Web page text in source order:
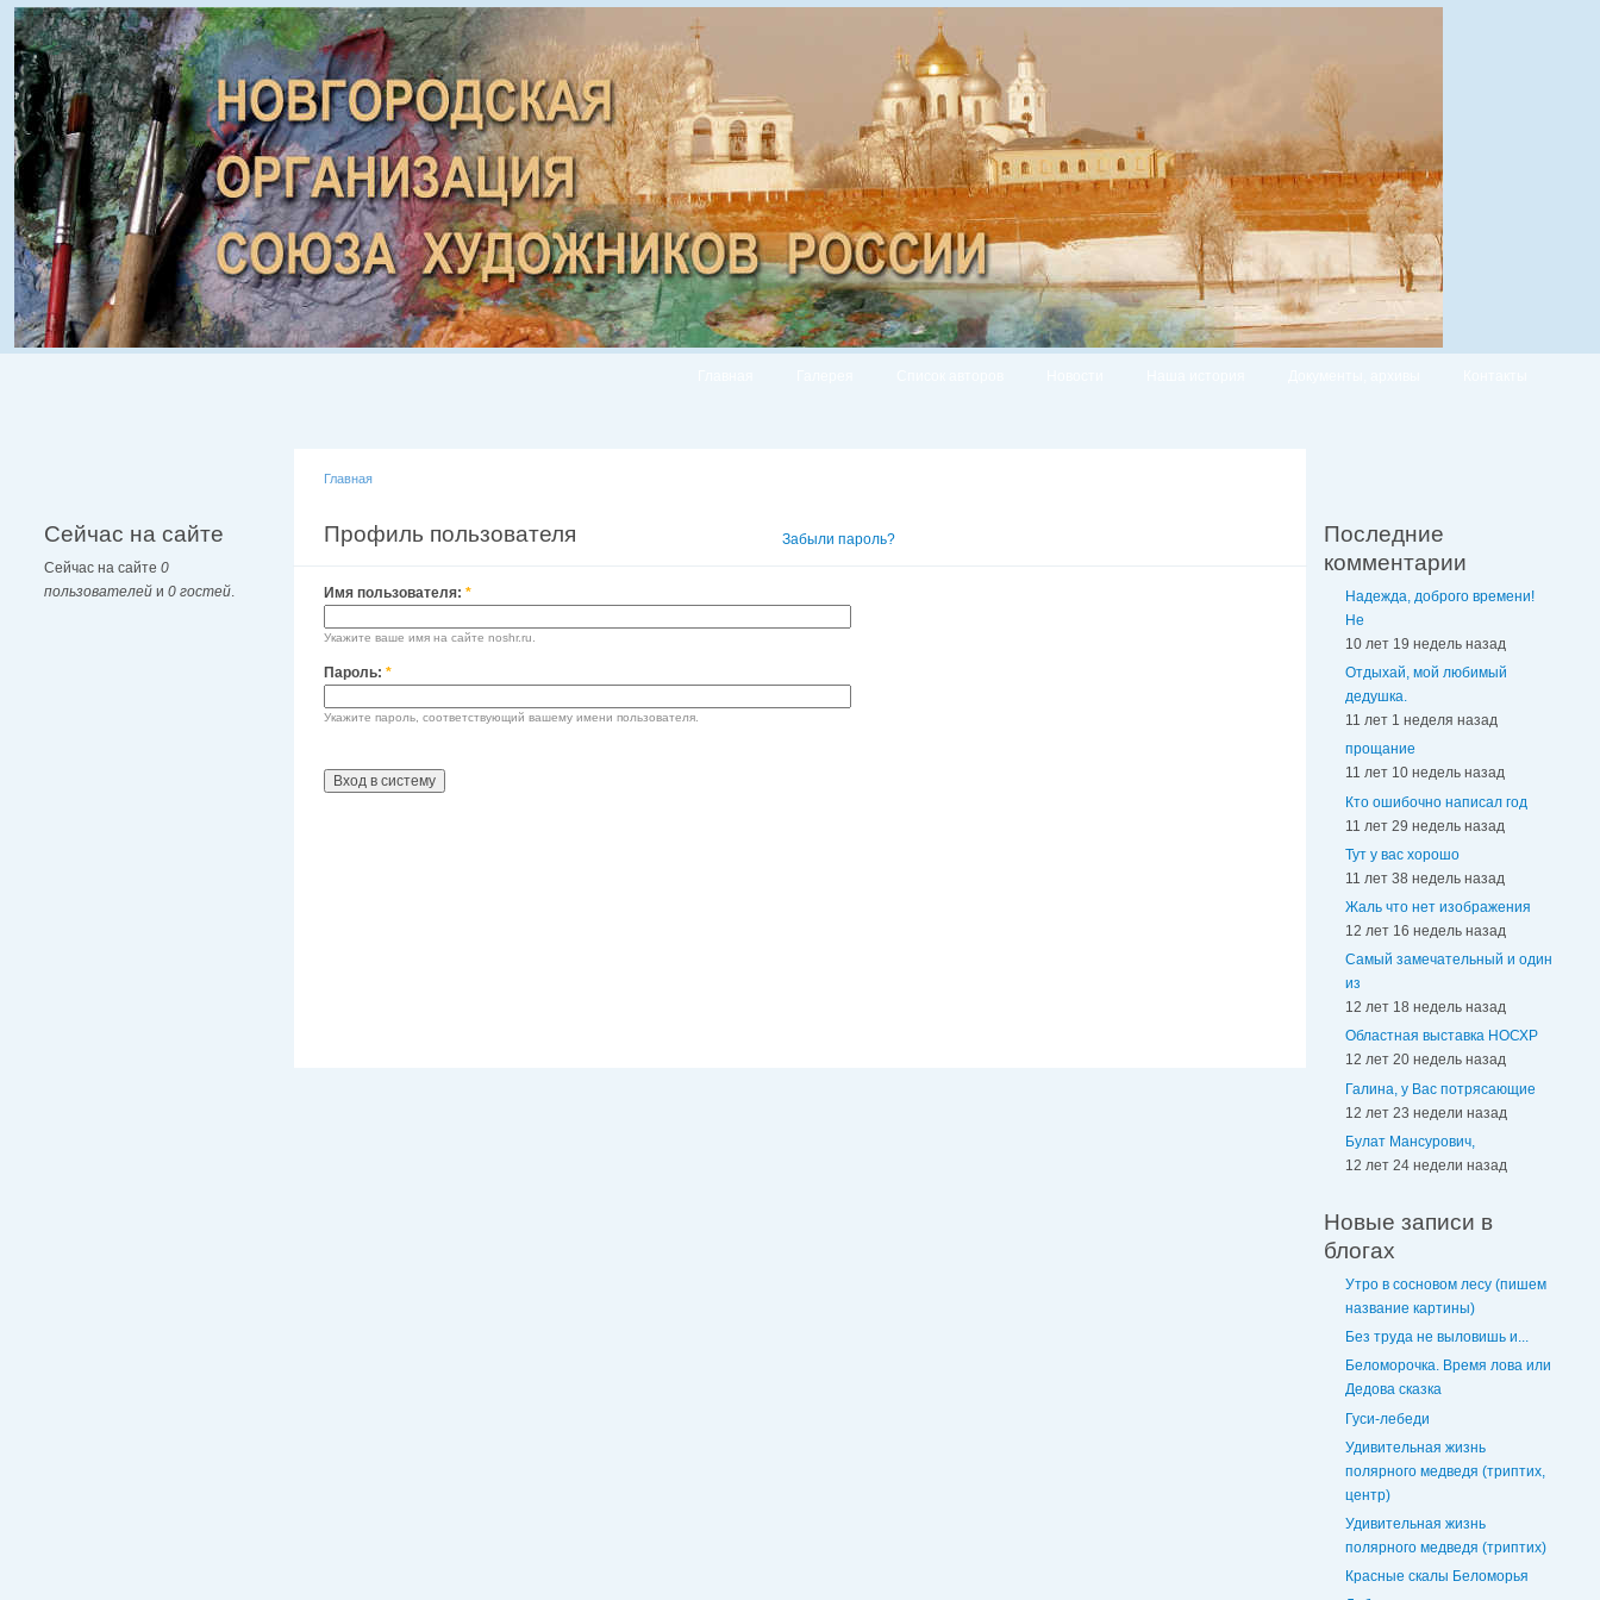
Сейчас на сайте
Сейчас на сайте 0
пользователей и 0 гостей.
Главная
Профиль пользователя Забыли пароль?
Имя пользователя: *
Укажите ваше имя на сайте noshr.ru.
Пароль: *
Укажите пароль, соответствующий вашему имени пользователя.
Последние
комментарии
Надежда, доброго времени!
Не
10 лет 19 недель назад
Отдыхай, мой любимый
дедушка.
11 лет 1 неделя назад
прощание
11 лет 10 недель назад
Кто ошибочно написал год
11 лет 29 недель назад
Тут у вас хорошо
11 лет 38 недель назад
Жаль что нет изображения
12 лет 16 недель назад
Самый замечательный и один
из
12 лет 18 недель назад
Областная выставка НОСХР
12 лет 20 недель назад
Галина, у Вас потрясающие
12 лет 23 недели назад
Булат Мансурович,
12 лет 24 недели назад
Новые записи в
блогах
Утро в сосновом лесу (пишем
название картины)
Без труда не выловишь и...
Беломорочка. Время лова или
Дедова сказка
Гуси-лебеди
Удивительная жизнь
полярного медведя (триптих,
центр)
Удивительная жизнь
полярного медведя (триптих)
Красные скалы Беломорья